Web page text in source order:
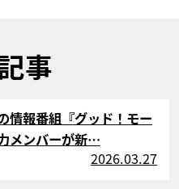
事
情報番組『グッド！モー
メンバーが新…
2026.03.27